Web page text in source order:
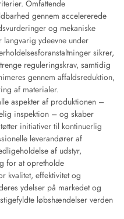
Omfattende
gennem accelererede
og mekaniske
ydeevne under
sikrer,
reguleringskrav, samtidig
gennem affaldsreduktion,
af materialer.
aspekter af produktionen –
inspektion – og skaber
initiativer til kontinuerlig
leverandører af
af udstyr,
for at opretholde
kvalitet, effektivitet og
ydelser på markedet og
løbshændelser verden